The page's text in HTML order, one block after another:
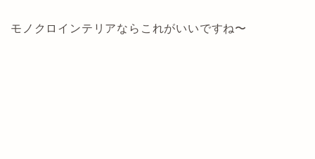
モノクロインテリアならこれがいいですね〜